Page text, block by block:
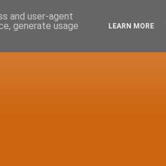
and user-agent
generate usage
LEARN MORE